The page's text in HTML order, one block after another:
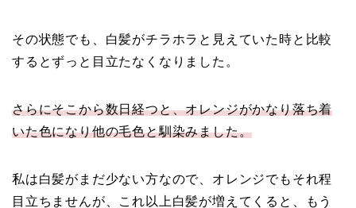
その状態でも、白髪がチラホラと見えていた時と比較
するとずっと目立たなくなりました。
さらにそこから数日経つと、オレンジがかなり落ち着
いた色になり他の毛色と馴染みました。
私は白髪がまだ少ない方なので、オレンジでもそれ程
目立ちませんが、これ以上白髪が増えてくると、もう